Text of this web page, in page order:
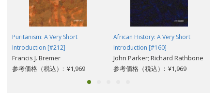
Puritanism: A Very Short
Introduction [#212]
Francis J. Bremer
参考価格（税込）: ¥1,969
African History: A Very Short
Introduction [#160]
John Parker; Richard Rathbone
参考価格（税込）: ¥1,969